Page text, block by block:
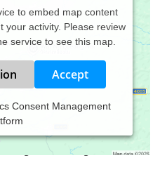
to embed map content
your activity. Please review
service to see this map.
Accept
Consent Management
bis Samstag von 08:00 -